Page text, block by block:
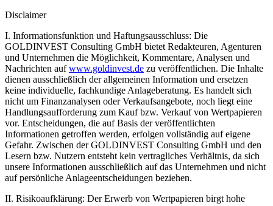
Disclaimer
I. Informationsfunktion und Haftungsausschluss: Die
GOLDINVEST Consulting GmbH bietet Redakteuren, Agenturen
und Unternehmen die Möglichkeit, Kommentare, Analysen und
Nachrichten aufwww.goldinvest.de zu veröffentlichen. Die Inhalte
dienen ausschließlich der allgemeinen Information und ersetzen
keine individuelle, fachkundige Anlageberatung. Es handelt sich
nicht um Finanzanalysen oder Verkaufsangebote, noch liegt eine
Handlungsaufforderung zum Kauf bzw. Verkauf von Wertpapieren
vor. Entscheidungen, die auf Basis der veröffentlichten
Informationen getroffen werden, erfolgen vollständig auf eigene
Gefahr. Zwischen der GOLDINVEST Consulting GmbH und den
Lesern bzw. Nutzern entsteht kein vertragliches Verhältnis, da sich
unsere Informationen ausschließlich auf das Unternehmen und nicht
auf persönliche Anlageentscheidungen beziehen.
II. Risikoaufklärung: Der Erwerb von Wertpapieren birgt hohe